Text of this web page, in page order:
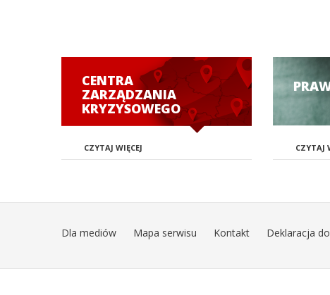
CENTRA
ZARZĄDZANIA
KRYZYSOWEGO
CZYTAJ WIĘCEJ CZYTAJ
Dla mediów Mapa serwisu Kontakt Deklaracja